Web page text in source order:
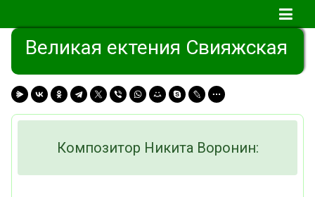
Великая ектения Свияжская
Композитор Никита Воронин: